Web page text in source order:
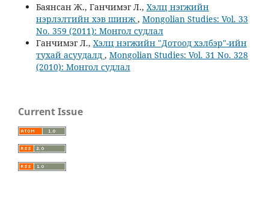
Баянсан Ж., Ганчимэг Л., Хэлц нэгжийн
нэрлэлтийн хэв шинж , Mongolian Studies: Vol. 33
No. 359 (2011): Монгол судлал
Ганчимэг Л., Хэлц нэгжийн "Дотоод хэлбэр"-ийн
тухай асуудалд , Mongolian Studies: Vol. 31 No. 328
(2010): Монгол судлал
Current Issue